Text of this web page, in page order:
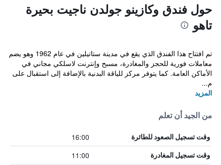
حول فندق وكازينو جولدن ناجيت بحيرة
تاهو
تم افتتاح هذا الفندق الذي يقع في مدينة ستاتيلين في عام 1962 وهو يضم
معاملات فورية للحجز والمغادرة، مسبح وإنترنت لاسلكي مجاني في
الأماكن العامة. كما يتوفر مركز للياقة البدنية بالإضافة إلى استقبال على
م...
المزيد
من الجيد أن تعلم
وقت تسجيل الصعود للطائرة 16:00
وقت تسجيل المغادرة 11:00